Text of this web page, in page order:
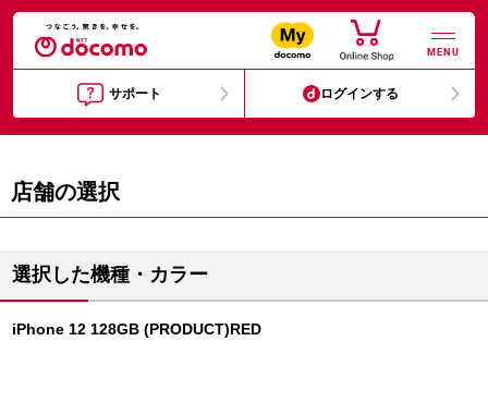
MENU
サポート ログインする
店舗の選択
選択した機種・カラー
iPhone 12 128GB (PRODUCT)RED